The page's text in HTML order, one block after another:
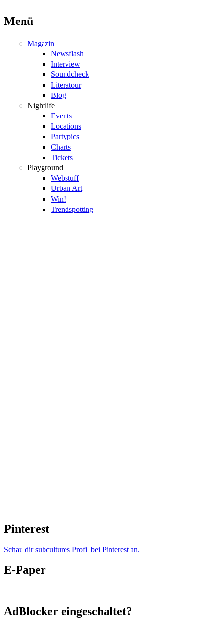
Menü
Magazin
Newsflash
Interview
Soundcheck
Literatour
Blog
Nightlife
Events
Locations
Partypics
Charts
Tickets
Playground
Webstuff
Urban Art
Win!
Trendspotting
Pinterest
Schau dir subcultures Profil bei Pinterest an.
E-Paper
AdBlocker eingeschaltet?